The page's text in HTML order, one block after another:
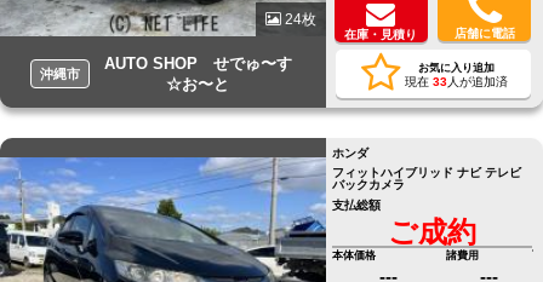
24枚
沖縄市
AUTO SHOP せでゅ〜す
☆お〜と
在庫・見積り 店舗に電話
お気に入り追加
現在 33人が追加済
ホンダ
フィットハイブリッド ナビ テレビ
バックカメラ
支払総額
ご成約
本体価格
---
諸費用
---